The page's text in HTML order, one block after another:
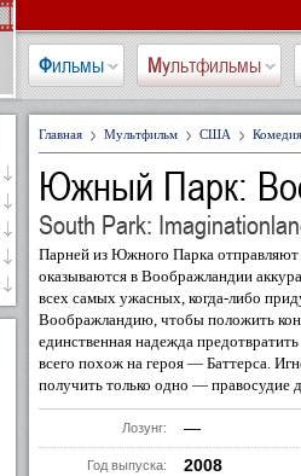
Фильмы Мультфильмы
Главная Мультфильм США Комедия
Южный Парк:
South Park:
Парней из Южного Парка отправляют
оказываются в Воображландии
всех самых ужасных, когда-либо
Воображландию, чтобы положить
единственная надежда
всего похож на героя — Баттерса.
получить только одно — правосудие
Лозунг: —
Год выпуска: 2008